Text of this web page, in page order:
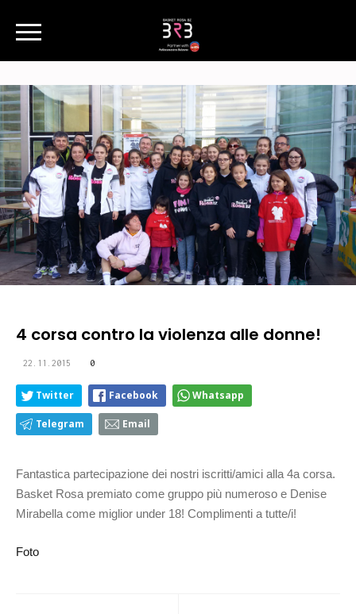
4 corsa contro la violenza alle donne!
22.11.2015 0
Twitter Facebook Whatsapp
Telegram Email
Fantastica partecipazione dei nostri iscritti/amici alla 4a corsa.
Basket Rosa premiato come gruppo più numeroso e Denise
Mirabella come miglior under 18! Complimenti a tutte/i!
Foto